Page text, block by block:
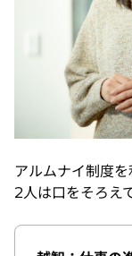
アルムナイ制度
2人は口をそろえ